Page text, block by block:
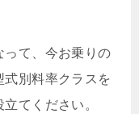
って、今お乗りの
別料率クラスを
てください。